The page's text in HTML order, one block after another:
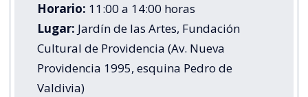
Horario: 11:00 a 14:00 horas
Lugar: Jardín de las Artes, Fundación
Cultural de Providencia (Av. Nueva
Providencia 1995, esquina Pedro de
Valdivia)